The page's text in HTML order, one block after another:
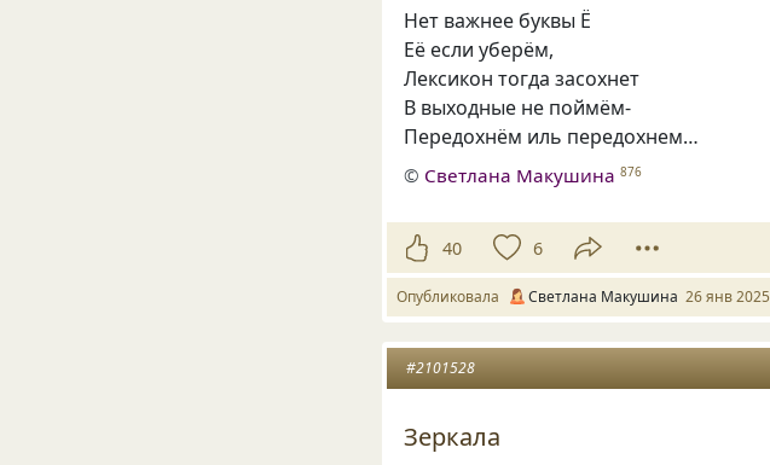
Нет важнее буквы Ё
Её если уберём,
Лексикон тогда засохнет
В выходные не поймём-
Передохнём иль передохнем…
© Светлана Макушина 876
40 6
Опубликовала Светлана Макушина 26 янв 2025
#2101528
Зеркала